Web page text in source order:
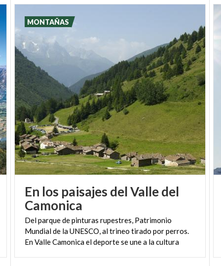
En los paisajes del Valle del
Camonica
Del parque de pinturas rupestres, Patrimonio
Mundial de la UNESCO, al trineo tirado por perros.
En Valle Camonica el deporte se une a la cultura
MONTAÑAS